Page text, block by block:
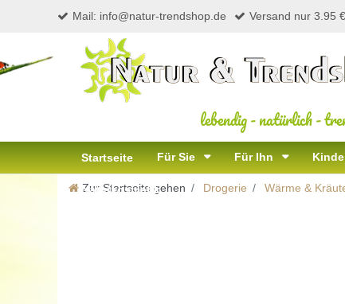
Mail: info@natur-trendshop.de Versand nur 3.95
lebendig-natürlich-
Startseite Für Sie Für Ihn
Naturkosmetik
Zur Startseite gehen Drogerie Wärme &